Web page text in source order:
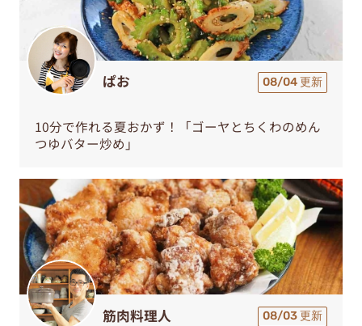
ぱお 08/04 更新
10分で作れる夏おかず！「ゴーヤとちくわのめん
つゆバター炒め」
筋肉料理人 08/03 更新